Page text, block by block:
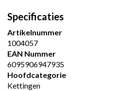
Specificaties
Artikelnummer
1004057
EAN Nummer
6095906947935
Hoofdcategorie
Kettingen